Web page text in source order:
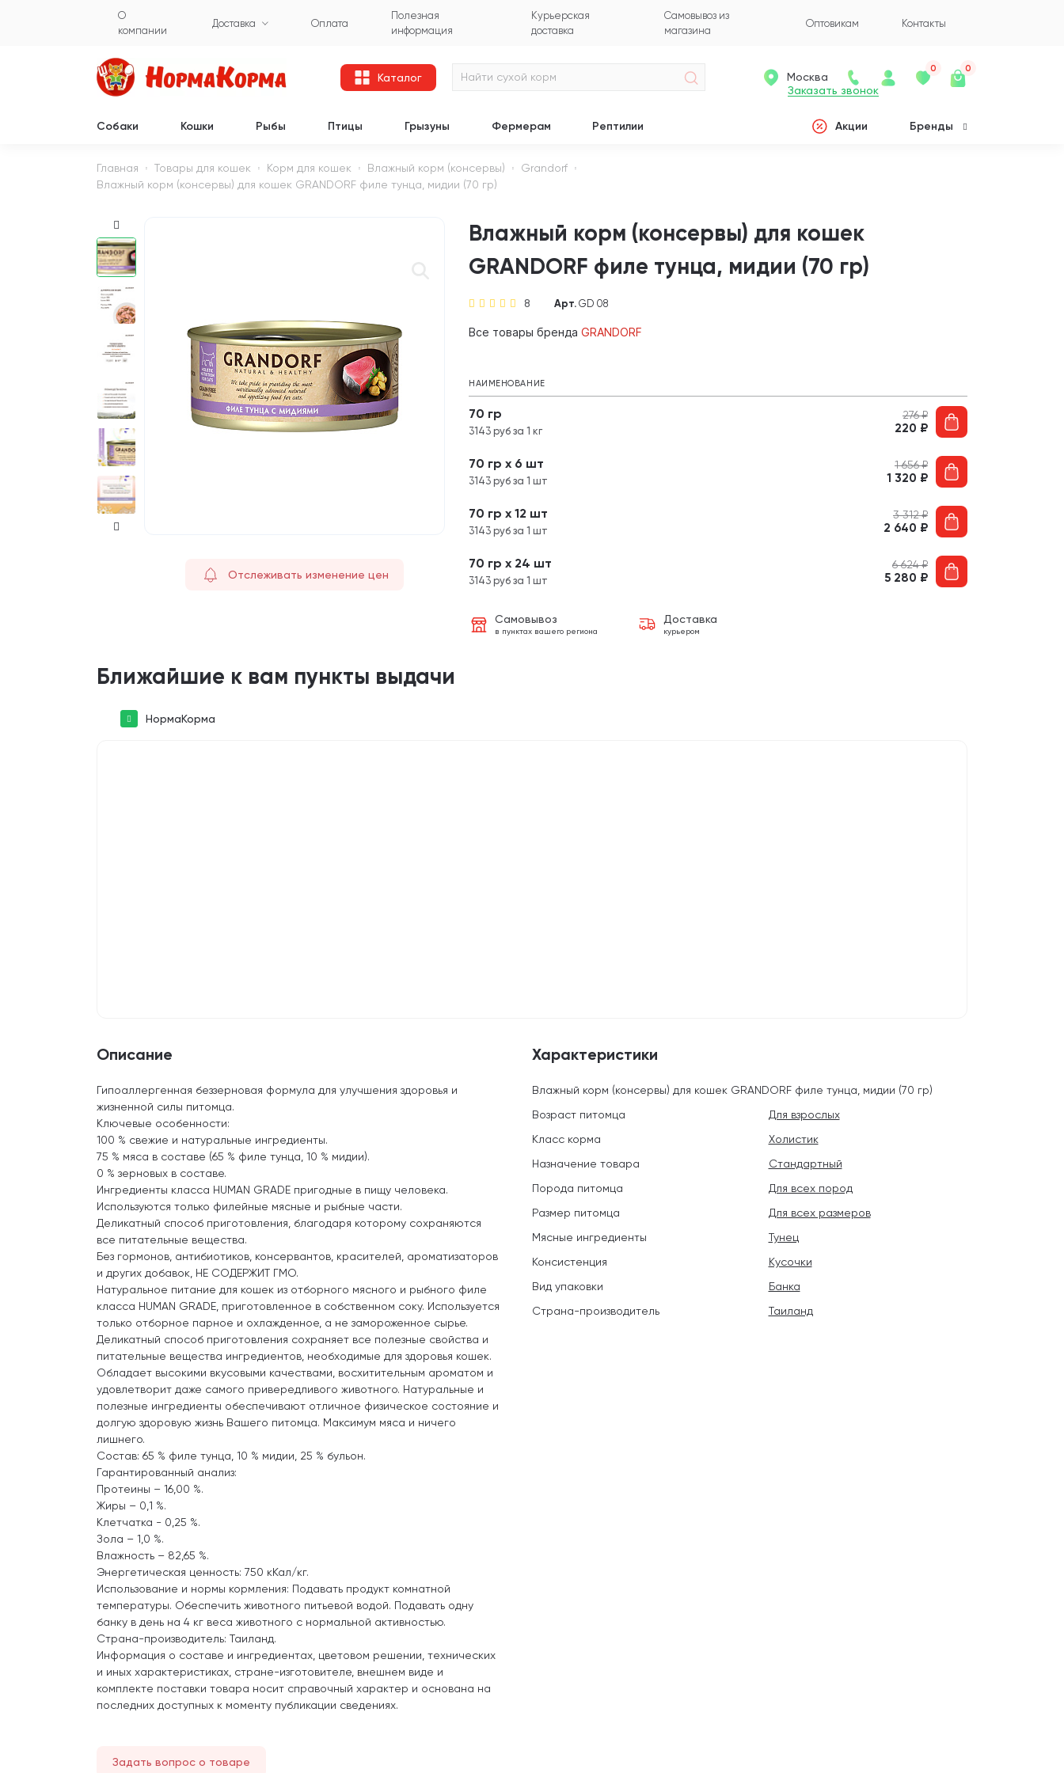
О
компании
Доставка Оплата
Полезная
информация
Курьерская
доставка
Самовывоз из
магазина
Оптовикам Контакты
Каталог
Заказать звонок
Москва
0 0
Собаки Кошки Рыбы Птицы Грызуны Фермерам Рептилии Акции Бренды
Главная Товары для кошек Корм для кошек Влажный корм (консервы)
Grandorf
Влажный корм (консервы) для кошек GRANDORF филе тунца, мидии (70 гр)
Отслеживать изменение цен
Влажный корм (консервы) для кошек
GRANDORF филе тунца, мидии (70 гр)
8 Арт. GD 08
Все товары бренда GRANDORF
НАИМЕНОВАНИЕ
70 гр
3143 руб за 1 кг
276₽
220 ₽
70 гр х 6 шт
3143 руб за 1 шт
1 656₽
1 320 ₽
70 гр х 12 шт
3143 руб за 1 шт
3 312₽
2 640 ₽
70 гр х 24 шт
3143 руб за 1 шт
6 624₽
5 280 ₽
Самовывоз
в пунктах вашего региона
Доставка
курьером
Ближайшие к вам пункты выдачи
НормаКорма
Описание
Гипоаллергенная беззерновая формула для улучшения здоровья и
жизненной силы питомца.
Ключевые особенности:
100 % свежие и натуральные ингредиенты.
75 % мяса в составе (65 % филе тунца, 10 % мидии).
0 % зерновых в составе.
Ингредиенты класса HUMAN GRADE пригодные в пищу человека.
Используются только филейные мясные и рыбные части.
Деликатный способ приготовления, благодаря которому сохраняются
все питательные вещества.
Без гормонов, антибиотиков, консервантов, красителей, ароматизаторов
и других добавок, НЕ СОДЕРЖИТ ГМО.
Натуральное питание для кошек из отборного мясного и рыбного филе
класса HUMAN GRADE, приготовленное в собственном соку. Используется
только отборное парное и охлажденное, а не замороженное сырье.
Деликатный способ приготовления сохраняет все полезные свойства и
питательные вещества ингредиентов, необходимые для здоровья кошек.
Обладает высокими вкусовыми качествами, восхитительным ароматом и
удовлетворит даже самого привередливого животного. Натуральные и
полезные ингредиенты обеспечивают отличное физическое состояние и
долгую здоровую жизнь Вашего питомца. Максимум мяса и ничего
лишнего.
Состав: 65 % филе тунца, 10 % мидии, 25 % бульон.
Гарантированный анализ:
Протеины – 16,00 %.
Жиры – 0,1 %.
Клетчатка - 0,25 %.
Зола – 1,0 %.
Влажность – 82,65 %.
Энергетическая ценность: 750 кКал/кг.
Использование и нормы кормления: Подавать продукт комнатной
температуры. Обеспечить животного питьевой водой. Подавать одну
банку в день на 4 кг веса животного с нормальной активностью.
Страна-производитель: Таиланд.
Информация о составе и ингредиентах, цветовом решении, технических
и иных характеристиках, стране-изготовителе, внешнем виде и
комплекте поставки товара носит справочный характер и основана на
последних доступных к моменту публикации сведениях.
Задать вопрос о товаре
Характеристики
Влажный корм (консервы) для кошек GRANDORF филе тунца, мидии (70 гр)
Возраст питомца
Для взрослых
Класс корма
Холистик
Назначение товара
Стандартный
Порода питомца
Для всех пород
Размер питомца
Для всех размеров
Мясные ингредиенты
Тунец
Консистенция
Кусочки
Вид упаковки
Банка
Страна-производитель
Таиланд